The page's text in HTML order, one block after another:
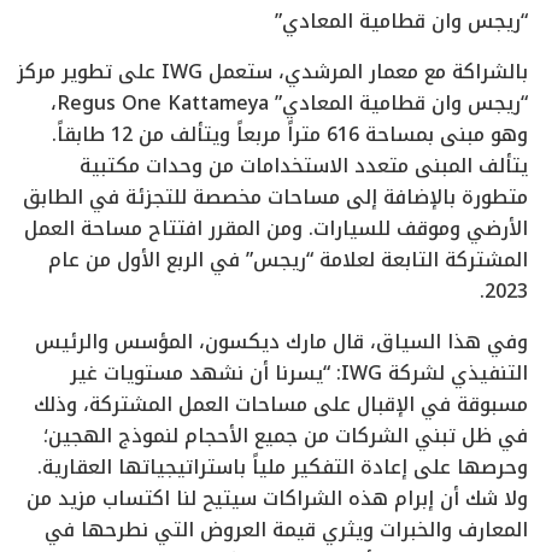
“ريجس وان قطامية المعادي”
بالشراكة مع معمار المرشدي، ستعمل IWG على تطوير مركز
“ريجس وان قطامية المعادي” Regus One Kattameya،
وهو مبنى بمساحة 616 متراً مربعاً ويتألف من 12 طابقاً.
يتألف المبنى متعدد الاستخدامات من وحدات مكتبية
متطورة بالإضافة إلى مساحات مخصصة للتجزئة في الطابق
الأرضي وموقف للسيارات. ومن المقرر افتتاح مساحة العمل
المشتركة التابعة لعلامة “ريجس” في الربع الأول من عام
2023.
وفي هذا السياق، قال مارك ديكسون، المؤسس والرئيس
التنفيذي لشركة IWG: “يسرنا أن نشهد مستويات غير
مسبوقة في الإقبال على مساحات العمل المشتركة، وذلك
في ظل تبني الشركات من جميع الأحجام لنموذج الهجين؛
وحرصها على إعادة التفكير ملياً باستراتيجياتها العقارية.
ولا شك أن إبرام هذه الشراكات سيتيح لنا اكتساب مزيد من
المعارف والخبرات ويثري قيمة العروض التي نطرحها في